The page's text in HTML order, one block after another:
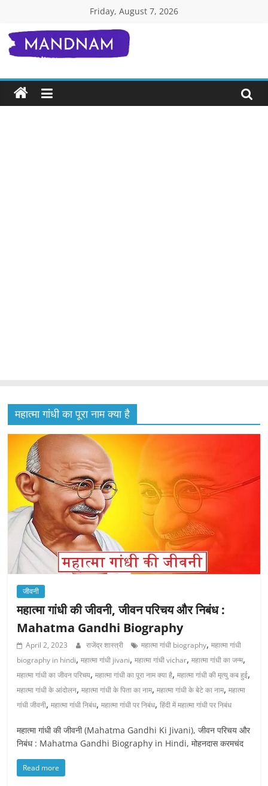
content
Friday, August 7, 2026
Mandnam.com
जाने
एक-
महात्मा गांधी का पूरा नाम क्या है
जीवनी
महात्मा गांधी की जीवनी, जीवन परिचय और निबंध :
Mahatma Gandhi Biography
April 2, 2023 राजेंद्र शास्त्री महात्मा गांधी biography,महात्मा गांधी
biography in hindi,महात्मा गांधी jivani,महात्मा गांधी vichar,महात्मा गांधी का जन्म,
महात्मा गांधी का जीवन परिचय,महात्मा गांधी का पूरा नाम क्या है,महात्मा गांधी की मृत्यु कब हुई,
महात्मा गांधी के आंदोलन,महात्मा गांधी के पिता का नाम,महात्मा गांधी के बेटे का नाम,महात्मा
गांधी जीवनी,महात्मा गांधी निबंध,महात्मा गांधी पर निबंध,हिंदी में महात्मा गांधी पर निबंध
महात्मा गांधी की जीवनी (Mahatma Gandhi Ki Jivani), जीवन परिचय और
निबंध : Mahatma Gandhi Biography in Hindi, मोहनदास करमचंद
Read more